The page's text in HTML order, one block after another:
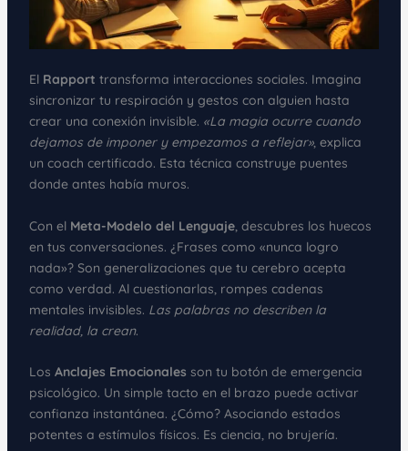
El Rapport transforma interacciones sociales. Imagina
sincronizar tu respiración y gestos con alguien hasta
crear una conexión invisible. «La magia ocurre cuando
dejamos de imponer y empezamos a reflejar», explica
un coach certificado. Esta técnica construye puentes
donde antes había muros.
Con el Meta-Modelo del Lenguaje, descubres los huecos
en tus conversaciones. ¿Frases como «nunca logro
nada»? Son generalizaciones que tu cerebro acepta
como verdad. Al cuestionarlas, rompes cadenas
mentales invisibles. Las palabras no describen la
realidad, la crean.
Los Anclajes Emocionales son tu botón de emergencia
psicológico. Un simple tacto en el brazo puede activar
confianza instantánea. ¿Cómo? Asociando estados
potentes a estímulos físicos. Es ciencia, no brujería.